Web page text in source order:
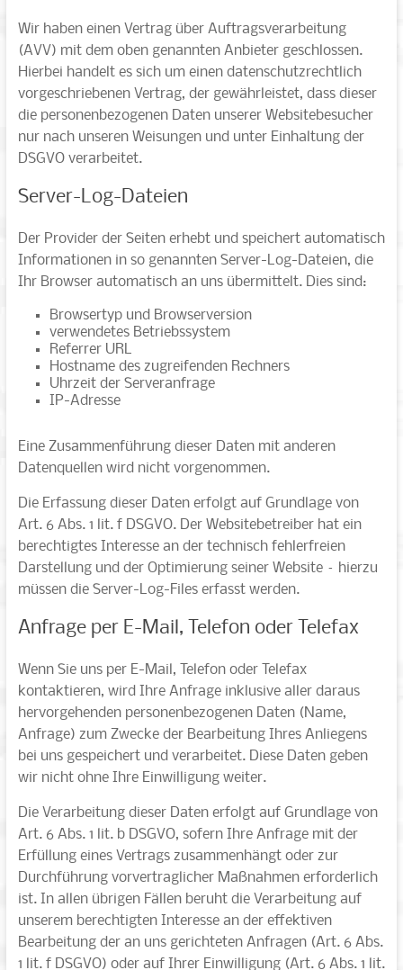
Wir haben einen Vertrag über Auftragsverarbeitung
(AVV) mit dem oben genannten Anbieter geschlossen.
Hierbei handelt es sich um einen datenschutzrechtlich
vorgeschriebenen Vertrag, der gewährleistet, dass dieser
die personenbezogenen Daten unserer Websitebesucher
nur nach unseren Weisungen und unter Einhaltung der
DSGVO verarbeitet.
Server-Log-Dateien
Der Provider der Seiten erhebt und speichert automatisch
Informationen in so genannten Server-Log-Dateien, die
Ihr Browser automatisch an uns übermittelt. Dies sind:
Browsertyp und Browserversion
verwendetes Betriebssystem
Referrer URL
Hostname des zugreifenden Rechners
Uhrzeit der Serveranfrage
IP-Adresse
Eine Zusammenführung dieser Daten mit anderen
Datenquellen wird nicht vorgenommen.
Die Erfassung dieser Daten erfolgt auf Grundlage von
Art. 6 Abs. 1 lit. f DSGVO. Der Websitebetreiber hat ein
berechtigtes Interesse an der technisch fehlerfreien
Darstellung und der Optimierung seiner Website – hierzu
müssen die Server-Log-Files erfasst werden.
Anfrage per E-Mail, Telefon oder Telefax
Wenn Sie uns per E-Mail, Telefon oder Telefax
kontaktieren, wird Ihre Anfrage inklusive aller daraus
hervorgehenden personenbezogenen Daten (Name,
Anfrage) zum Zwecke der Bearbeitung Ihres Anliegens
bei uns gespeichert und verarbeitet. Diese Daten geben
wir nicht ohne Ihre Einwilligung weiter.
Die Verarbeitung dieser Daten erfolgt auf Grundlage von
Art. 6 Abs. 1 lit. b DSGVO, sofern Ihre Anfrage mit der
Erfüllung eines Vertrags zusammenhängt oder zur
Durchführung vorvertraglicher Maßnahmen erforderlich
ist. In allen übrigen Fällen beruht die Verarbeitung auf
unserem berechtigten Interesse an der effektiven
Bearbeitung der an uns gerichteten Anfragen (Art. 6 Abs.
1 lit. f DSGVO) oder auf Ihrer Einwilligung (Art. 6 Abs. 1 lit.